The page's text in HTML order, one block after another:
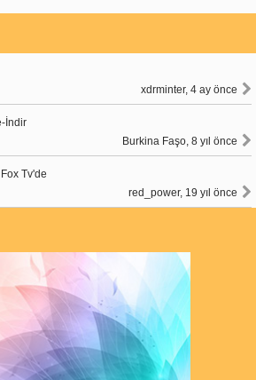
xdrminter, 4 ay önce
İndir
Burkina Faşo, 8 yıl önce
Tv'de
red_power, 19 yıl önce